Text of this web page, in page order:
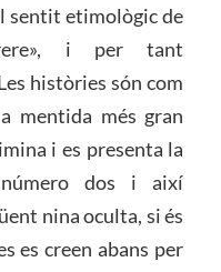
sentit etimològic de
i per tant
històries són com
mentida més gran
i es presenta la
número dos i així
nina oculta, si és
es creen abans per